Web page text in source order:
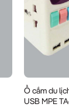
Ổ cắm du
USB MPE